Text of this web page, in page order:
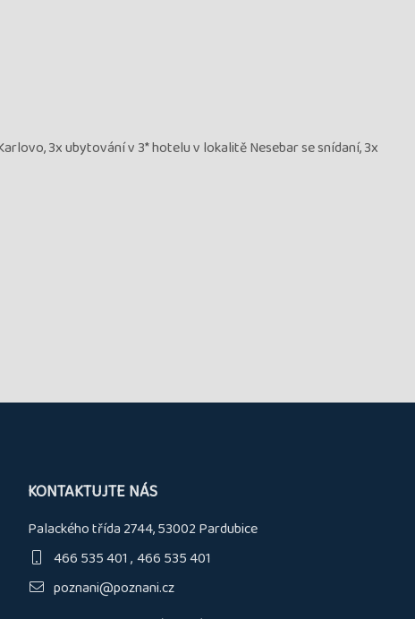
3x ubytování v 3* hotelu v lokalitě Nesebar se snídaní, 3x
KONTAKTUJTE NÁS
Palackého třída 2744, 53002 Pardubice
466 535 401 466 535 401
poznani@poznani.cz